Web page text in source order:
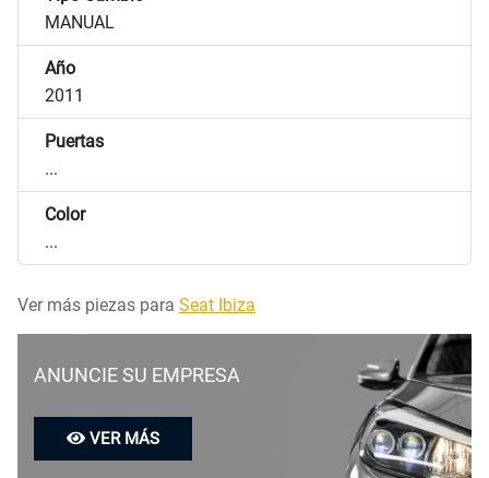
MANUAL
Año
2011
Puertas
...
Color
...
Ver más piezas para Seat Ibiza
ANUNCIE SU EMPRESA
VER MÁS